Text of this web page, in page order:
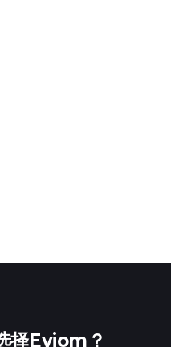
择eviom？